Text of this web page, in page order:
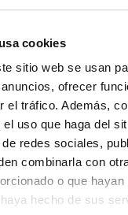
cookies
sitio web se usan
ofrecer
el tráfico. Además,
uso que haga del
redes sociales,
combinarla con
o que hayan
hecho de sus
vidrio Scharlau long.
120 mm
stock